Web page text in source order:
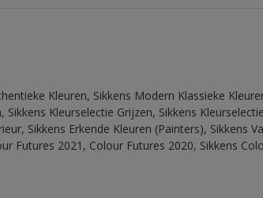
Kleuren, Sikkens Modern Klassieke
Sikkens Kleurselectie Grijzen, Sikkens
Sikkens Erkende Kleuren (Painters), Sikkens
Futures 2021, Colour Futures 2020, Sikkens